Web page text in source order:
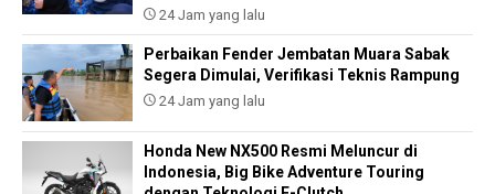
24 Jam yang lalu
Perbaikan Fender Jembatan Muara Sabak
Segera Dimulai, Verifikasi Teknis Rampung
24 Jam yang lalu
Honda New NX500 Resmi Meluncur di
Indonesia, Big Bike Adventure Touring